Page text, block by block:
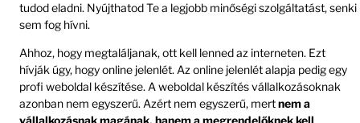
tudod eladni. Nyújthatod Te a legjobb minőségi szolgáltatást, senki
sem fog hívni.
Ahhoz, hogy megtaláljanak, ott kell lenned az interneten. Ezt
hívják úgy, hogy online jelenlét. Az online jelenlét alapja pedig egy
profi weboldal készítése. A weboldal készítés vállalkozásoknak
azonban nem egyszerű. Azért nem egyszerű, mertnem a